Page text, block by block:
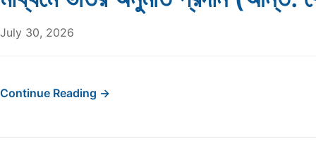
July 30, 2026
Continue Reading →